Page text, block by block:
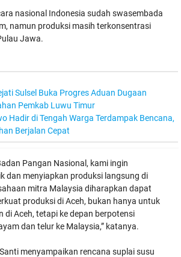
nasional Indonesia sudah swasembada
namun produksi masih terkonsentrasi
Jawa.
Sulsel Buka Progres Aduan Dugaan
Pemkab Luwu Timur
Hadir di Tengah Warga Terdampak Bencana,
Berjalan Cepat
Pangan Nasional, kami ingin
dan menyiapkan produksi langsung di
mitra Malaysia diharapkan dapat
produksi di Aceh, bukan hanya untuk
di Aceh, tetapi ke depan berpotensi
dan telur ke Malaysia,” katanya.
menyampaikan rencana suplai susu